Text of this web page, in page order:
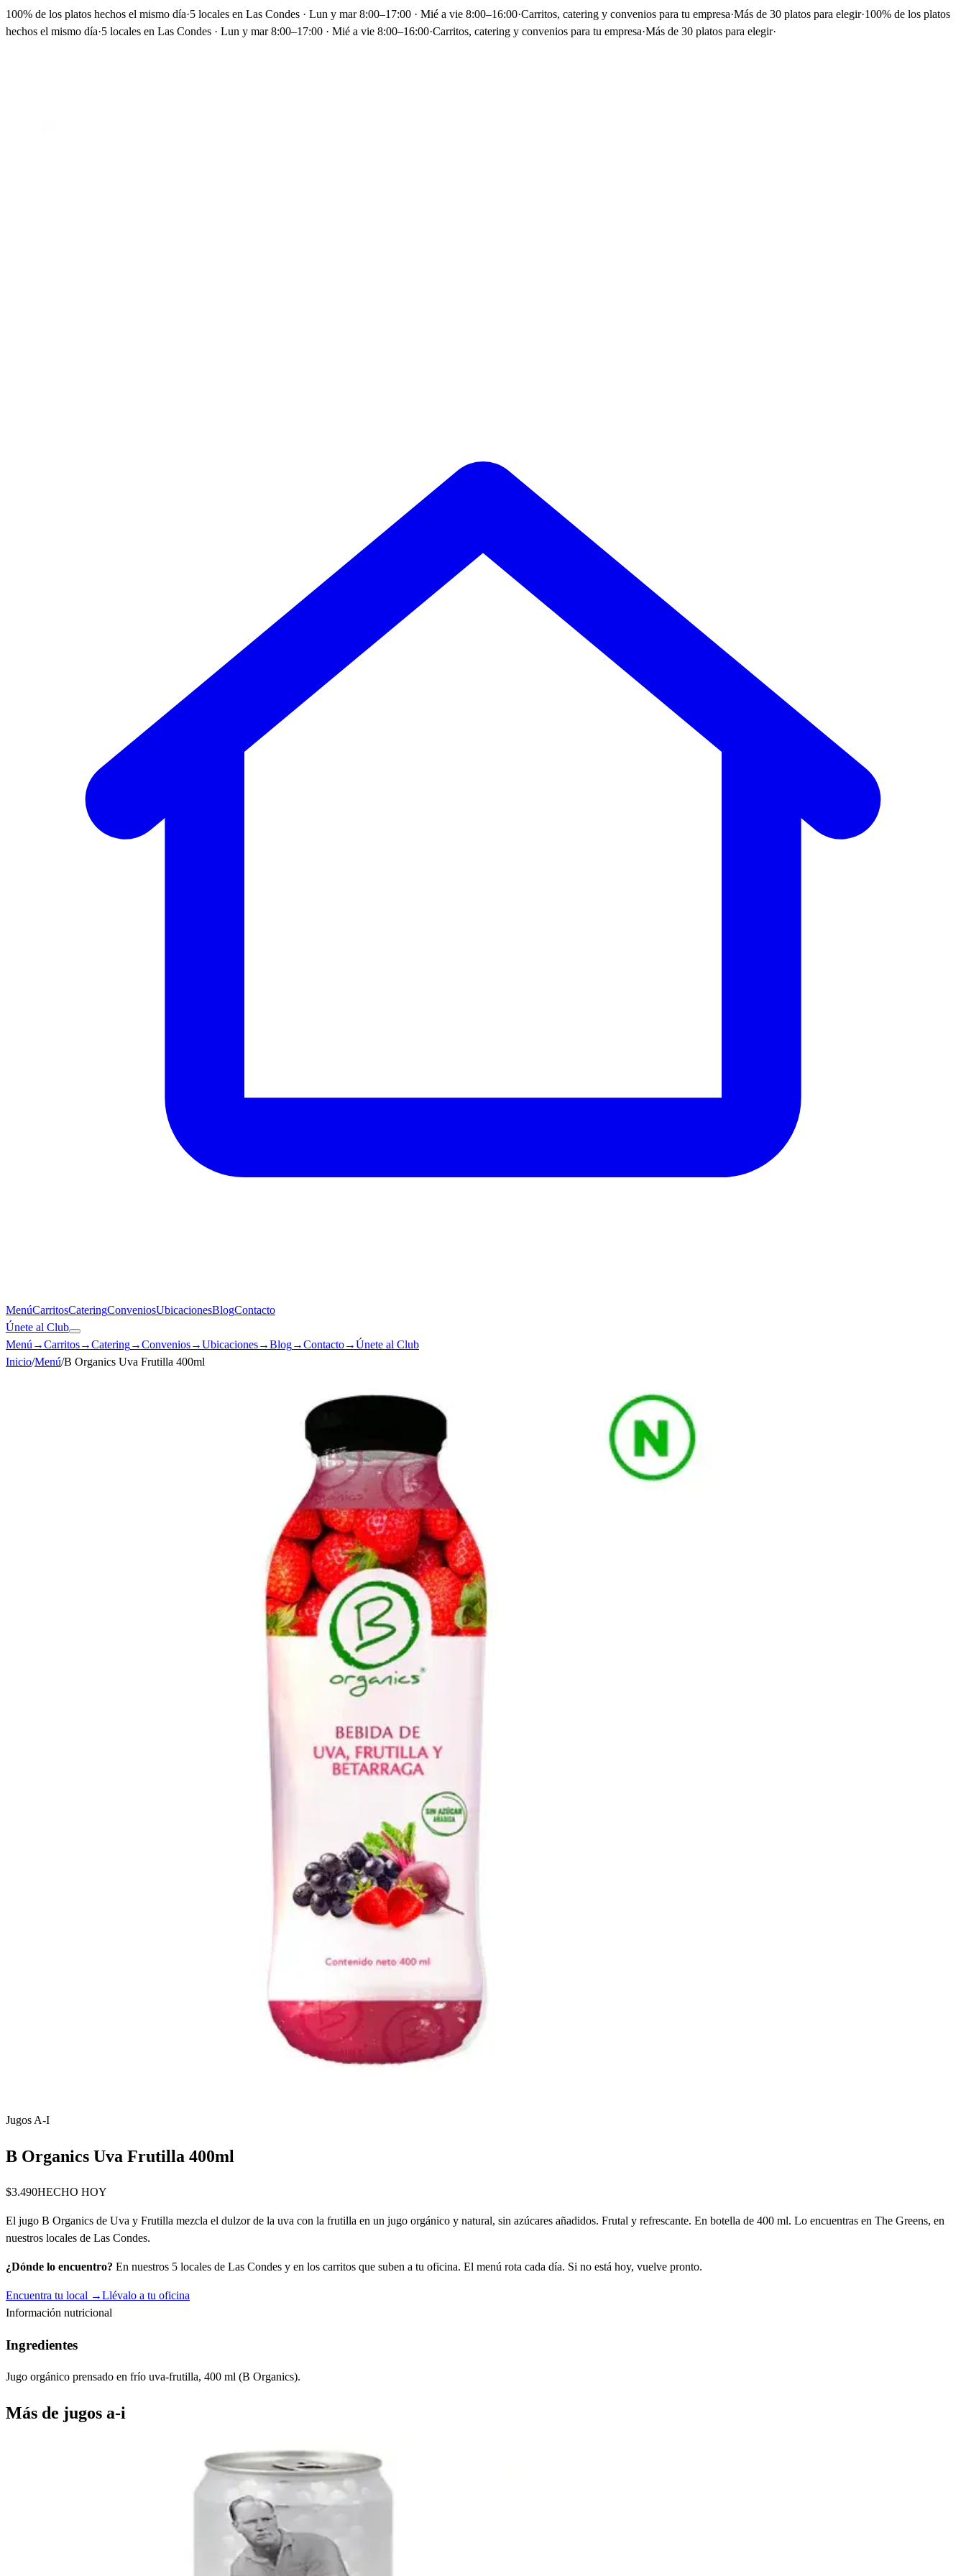
100% de los platos hechos el mismo día·5 locales en Las Condes · Lun y mar 8:00–17:00 · Mié a vie 8:00–16:00·Carritos, catering y convenios para tu empresa·Más de 30 platos para elegir·100% de los platos
hechos el mismo día·5 locales en Las Condes · Lun y mar 8:00–17:00 · Mié a vie 8:00–16:00·Carritos, catering y convenios para tu empresa·Más de 30 platos para elegir·
MenúCarritosCateringConveniosUbicacionesBlogContacto
Únete al Club
Menú →Carritos→Catering→Convenios→Ubicaciones→Blog→Contacto→Únete al Club
Inicio/Menú/B Organics Uva Frutilla 400ml
Jugos A-I
B Organics Uva Frutilla 400ml
$3.490HECHO HOY
El jugo B Organics de Uva y Frutilla mezcla el dulzor de la uva con la frutilla en un jugo orgánico y natural, sin azúcares añadidos. Frutal y refrescante. En botella de 400 ml. Lo encuentras en The Greens, en
nuestros locales de Las Condes.
¿Dónde lo encuentro? En nuestros 5 locales de Las Condes y en los carritos que suben a tu oficina. El menú rota cada día. Si no está hoy, vuelve pronto.
Encuentra tu local →Llévalo a tu oficina
Información nutricional
Ingredientes
Jugo orgánico prensado en frío uva-frutilla, 400 ml (B Organics).
Más de jugos a-i